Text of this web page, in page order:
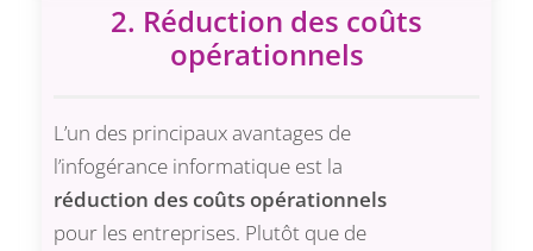
2. Réduction des coûts
opérationnels
L’un des principaux avantages de
l’infogérance informatique est la
réduction des coûts opérationnels
pour les entreprises. Plutôt que de